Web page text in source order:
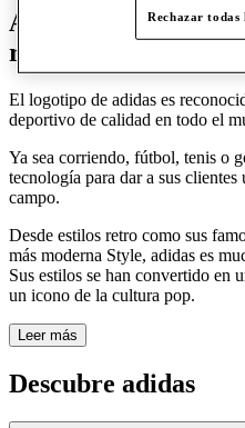
Adidas es la máxima
ropa deportiva hasta
El logotipo de adidas es
deportivo de calidad en todo el
Ya sea corriendo, fútbol, tenis o
tecnología para dar a sus
campo.
Desde estilos retro como sus
más moderna Style, adidas es
Sus estilos se han convertido en
un icono de la cultura pop.
Leer más
Descubre adidas
Rechazar todas